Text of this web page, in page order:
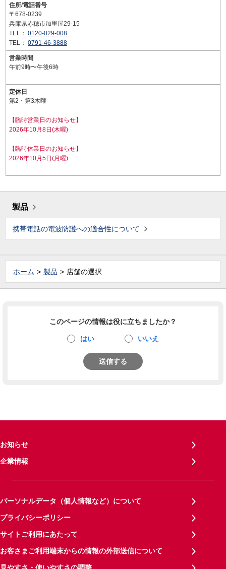
住所/電話番号
〒678-0239
兵庫県赤穂市加里屋29-15
TEL： 0120-029-008
TEL： 0791-46-3888
営業時間
午前9時〜午後6時
定休日
第2・第3木曜
【臨時営業日のお知らせ】
2026年10月8日(木曜)
【臨時休業日のお知らせ】
2026年10月5日(月曜)
製品
携帯電話の電波防護への適合性について
ホーム 製品 店舗の選択
このページの情報は役に立ちましたか？
はい いいえ
送信する
お知らせ
企業情報
パーソナルデータ（個人情報など）について
プライバシーポリシー
サイトご利用にあたって
お客さまご利用端末からの情報の外部送信について